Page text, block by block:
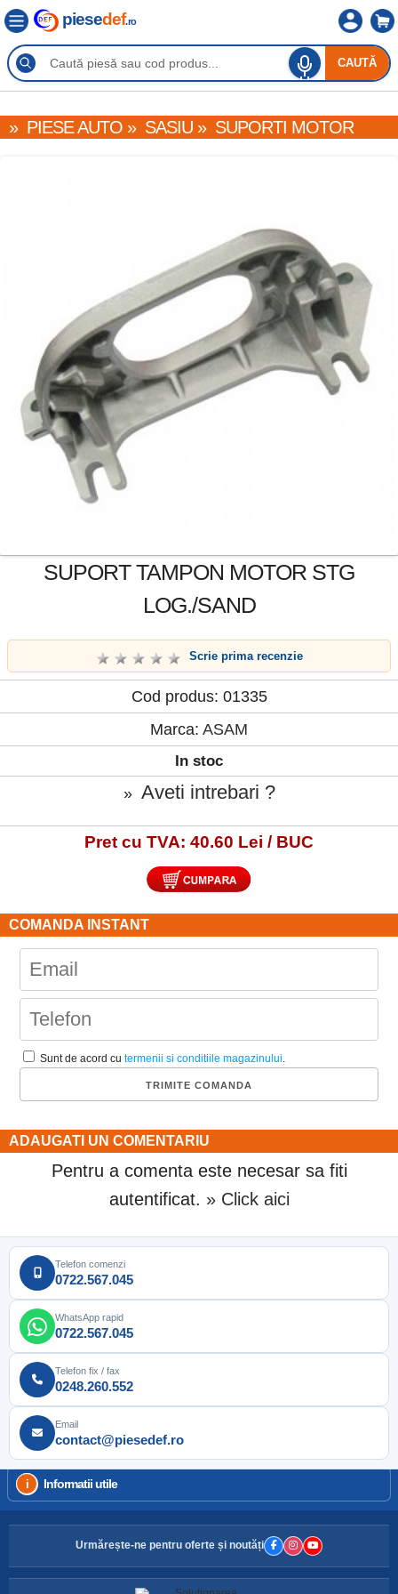
CAUTĂ
piesedef.ro
» PIESE AUTO » SASIU » SUPORTI MOTOR
SUPORT TAMPON MOTOR STG
LOG./SAND
Scrie prima recenzie
Cod produs: 01335
Marca: ASAM
In stoc
» Aveti intrebari ?
Pret cu TVA: 40.60 Lei / BUC
COMANDA INSTANT
Sunt de acord cutermenii si conditiile magazinului
ADAUGATI UN COMENTARIU
Pentru a comenta este necesar sa fiti
autentificat. » Click aici
Telefon comenzi
0722.567.045
WhatsApp rapid
0722.567.045
Telefon fix / fax
0248.260.552
Email
contact@piesedef.ro
Informatii utile
Urmărește-ne pentru oferte și noutăți